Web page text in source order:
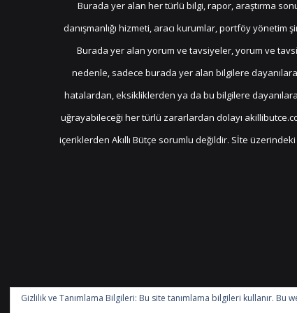
Burada yer alan her türlü bilgi, rapor, araştırma
danışmanlığı hizmeti, aracı kurumlar, portföy
Burada yer alan yorum ve tavsiyeler, yorum ve
nedenle, sadece burada yer alan bilgilere
hatalardan, eksikliklerden ya da bu bilgilere
uğrayabileceği her türlü zararlardan dolayı
içeriklerden Akıllı Bütçe sorumlu değildir. Sİte
Gizlilik ve Tanımlama Bilgileri: Bu site tanımlama bilgileri kullanır. Bu